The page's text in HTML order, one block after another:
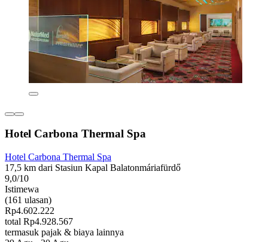
Hotel Carbona Thermal Spa
Hotel Carbona Thermal Spa
17,5 km dari Stasiun Kapal Balatonmáriafürdő
9,0/10
Istimewa
(161 ulasan)
Rp4.602.222
total Rp4.928.567
termasuk pajak & biaya lainnya